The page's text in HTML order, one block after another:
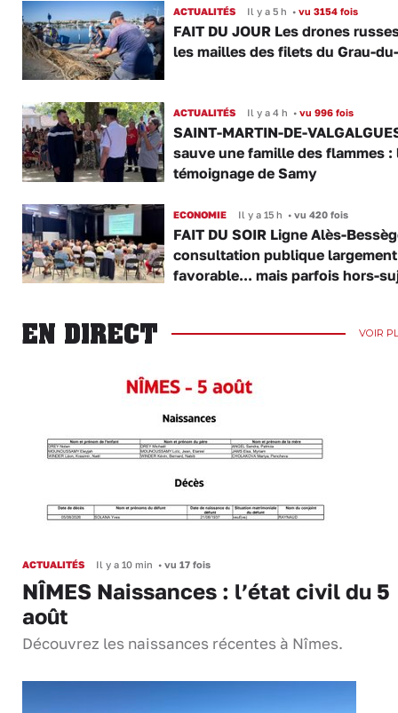
ACTUALITÉS Il y a 5 h •vu 3154 fois
FAIT DU JOUR Les drones
les mailles des filets du Grau-
ACTUALITÉS Il y a 4 h •vu 996 fois
SAINT-MARTIN-DE-
sauve une famille des flammes :
témoignage de Samy
ECONOMIE Il y a 15 h •vu 420 fois
FAIT DU SOIR Ligne Alès-
consultation publique largement
favorable... mais parfois hors-
EN DIRECT VOIR
ACTUALITÉS Il y a 10 min • vu 17 fois
NÎMES Naissances : l’état civil du 5
août
Découvrez les naissances récentes à Nîmes.